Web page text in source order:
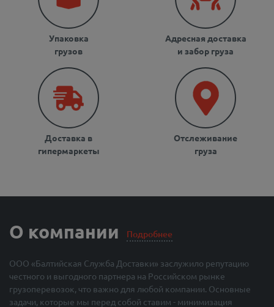
Упаковка
грузов
Адресная доставка
и забор груза
Доставка в
гипермаркеты
Отслеживание
груза
О компании Подробнее
ООО «Балтийская Служба Доставки» заслужило репутацию
честного и выгодного партнера на Российском рынке
грузоперевозок, что важно для любой компании. Основные
задачи, которые мы перед собой ставим - минимизация